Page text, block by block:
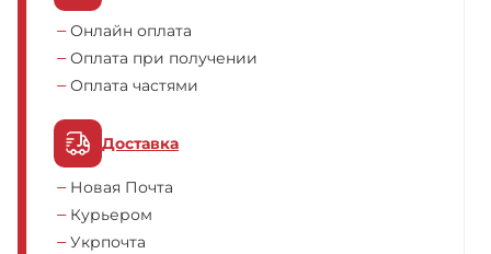
Онлайн оплата
Оплата при получении
Оплата частями
Доставка
Новая Почта
Курьером
Укрпочта